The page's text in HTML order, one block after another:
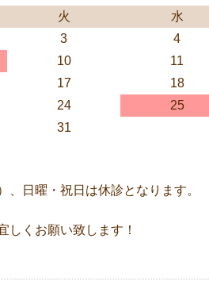
火 水
3 4
10 11
17 18
24 25
31
、日曜・祝日は休診となります。
しくお願い致します！